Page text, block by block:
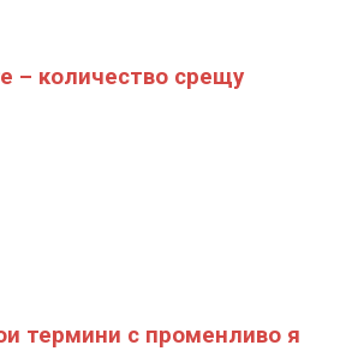
– количество срещу
термини с променливо я